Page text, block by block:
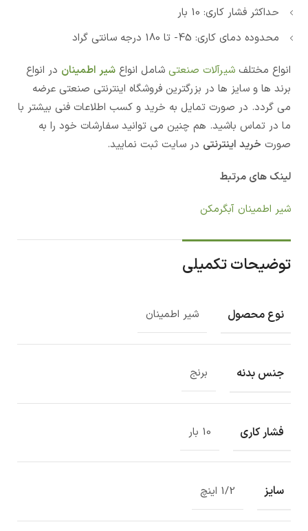
حداکثر فشار کاری: 10 بار
محدوده دمای کاری: 45- تا 180 درجه سانتی گراد
انواع مختلف شیرآلات صنعتی شامل انواع شیر اطمینان در انواع
برند ها و سایز ها در بزرگترین فروشگاه اینترنتی صنعتی عرضه
می گردد. در صورت تمایل به خرید و کسب اطلاعات فنی بیشتر با
ما در تماس باشید. هم چنین می توانید سفارشات خود را به
صورت خرید اینترنتی در سایت ثبت نمایید.
لینک های مرتبط
شیر اطمینان آبگرمکن
توضیحات تکمیلی
نوع محصول شیر اطمینان
جنس بدنه برنج
فشار کاری 10 بار
سایز 1/2 اینچ